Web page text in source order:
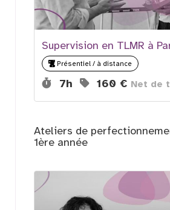
Supervision en TLMR à
Présentiel / à distance
Durée :
7h Prix :
160 € Net de
Ateliers de
1ère année